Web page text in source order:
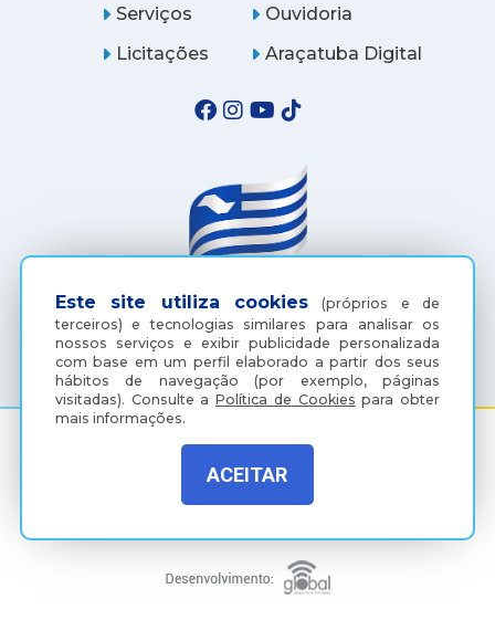
Este site utiliza cookies (próprios e de
terceiros) e tecnologias similares para analisar os
nossos serviços e exibir publicidade personalizada
com base em um perfil elaborado a partir dos seus
hábitos de navegação (por exemplo, páginas
visitadas). Consulte aPolítica de Cookies para obter
mais informações.
ACEITAR
Serviços
Licitações
Ouvidoria
Araçatuba Digital
(18) 3607-6500
Rua Coelho Neto, 73, Vila São Paulo, Araçatuba - SP, CEP: